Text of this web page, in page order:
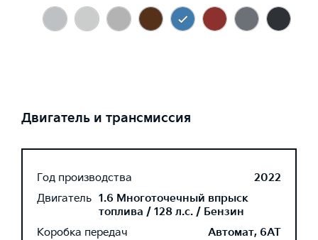
Двигатель и трансмиссия
Год производства
2022
Двигатель 1.6 Многоточечный впрыск
топлива / 128 л.с. / Бензин
Коробка передач
Автомат, 6AT